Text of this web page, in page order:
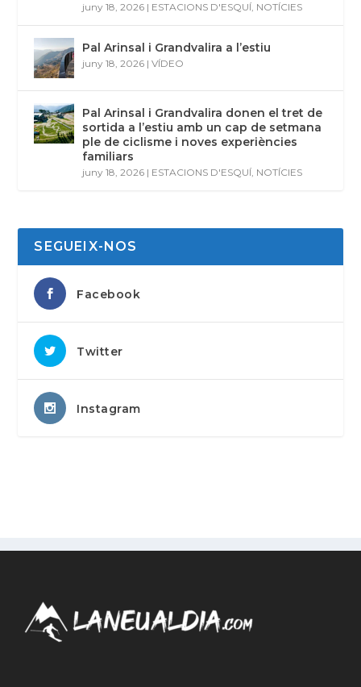
juny 18, 2026 | ESTACIONS D'ESQUÍ, NOTÍCIES
Pal Arinsal i Grandvalira a l’estiu
juny 18, 2026 |VÍDEO
Pal Arinsal i Grandvalira donen el tret de
sortida a l’estiu amb un cap de setmana
ple de ciclisme i noves experiències
familiars
juny 18, 2026 | ESTACIONS D'ESQUÍ, NOTÍCIES
SEGUEIX-NOS
Facebook
Twitter
Instagram